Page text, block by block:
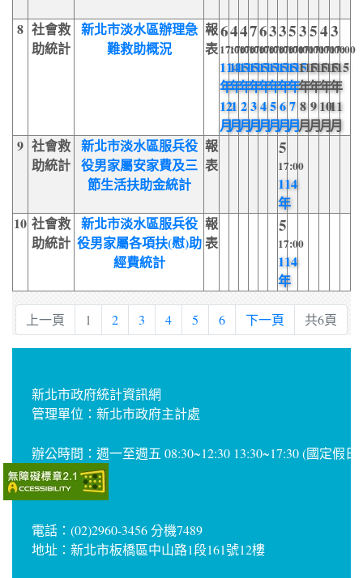
8 社會救
助統計
新北市淡水區辦理急
難救助概況
報
表
6
17:00
114
年
12
月
4
17:00
115
年
1
月
4
17:00
115
年
2
月
7
17:00
115
年
3
月
6
17:00
115
年
4
月
3
17:00
115
年
5
月
3
17:00
115
年
6
月
5
17:00
115
年
7
月
3
17:00
115
年
8
月
5
17:00
115
年
9
月
4
17:00
115
年
10
月
3
17:00
115
年
11
月
9 社會救
助統計
新北市淡水區服兵役
役男家屬安家費及三
節生活扶助金統計
報
表
5
17:00
114
年
10 社會救
助統計
新北市淡水區服兵役
役男家屬各項扶(慰)助
經費統計
報
表
5
17:00
114
年
上一頁 1 2 3 4 5 6 下一頁 共6頁
新北市政府統計資訊網
管理單位：新北市政府主計處
辦公時間：週一至週五 08:30~12:30 13:30~17:30 (國定假日
電話：(02)2960-3456 分機7489
地址：新北市板橋區中山路1段161號12樓